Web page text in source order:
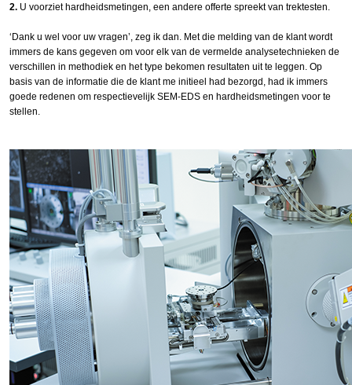
2. ​ U voorziet hardheidsmetingen, een andere offerte spreekt van trektesten.
‘Dank u wel voor uw vragen’, zeg ik dan. Met die melding van de klant wordt
immers de kans gegeven om voor elk van de vermelde analysetechnieken de
verschillen in methodiek en het type bekomen resultaten uit te leggen. Op
basis van de informatie die de klant me initieel had bezorgd, had ik immers
goede redenen om respectievelijk SEM-EDS en hardheidsmetingen voor te
stellen.